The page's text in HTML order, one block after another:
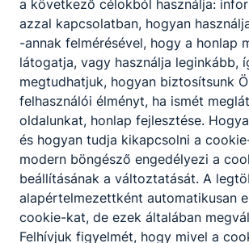
Eseménynaptár
‹ 2026. augusztus ›
H K Sze Cs P
27 28 29 30 31 1
a következő célokból használja:
azzal kapcsolatban, hogyan
-annak felmérésével, hogy a honlap
látogatja, vagy használja leginkább,
megtudhatjuk, hogyan biztosítsunk
felhasználói élményt, ha ismét
oldalunkat, honlap fejlesztése.
és hogyan tudja kikapcsolni a
modern böngésző engedélyezi a
beállításának a változtatását. A
alapértelmezettként automatikusan
cookie-kat, de ezek általában
Felhívjuk figyelmét, hogy mivel a